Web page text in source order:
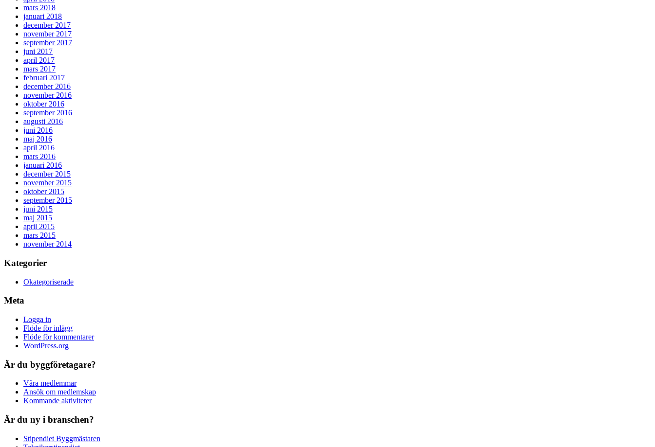
mars 2018
januari 2018
december 2017
november 2017
september 2017
juni 2017
april 2017
mars 2017
februari 2017
december 2016
november 2016
oktober 2016
september 2016
augusti 2016
juni 2016
maj 2016
april 2016
mars 2016
januari 2016
december 2015
november 2015
oktober 2015
september 2015
juni 2015
maj 2015
april 2015
mars 2015
november 2014
Kategorier
Okategoriserade
Meta
Logga in
Flöde för inlägg
Flöde för kommentarer
WordPress.org
Är du byggföretagare?
Våra medlemmar
Ansök om medlemskap
Kommande aktiviteter
Är du ny i branschen?
Stipendiet Byggmästaren